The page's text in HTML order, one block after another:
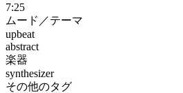
7:25
ムード／テーマ
upbeat
abstract
楽器
synthesizer
その他のタグ